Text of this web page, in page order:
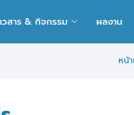
วสาร & กิจกรรม ผลงาน
หน้